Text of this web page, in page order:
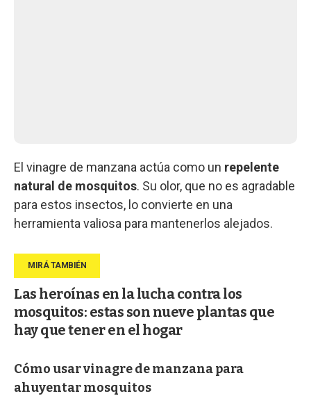
El vinagre de manzana actúa como un repelente
natural de mosquitos. Su olor, que no es agradable
para estos insectos, lo convierte en una
herramienta valiosa para mantenerlos alejados.
Las heroínas en la lucha contra los
mosquitos: estas son nueve plantas que
hay que tener en el hogar
Cómo usar vinagre de manzana para
ahuyentar mosquitos